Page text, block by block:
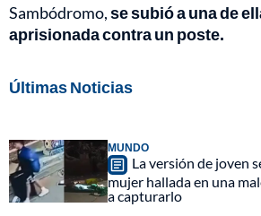
Sambódromo,se subió a una de
aprisionada contra un poste.
Últimas Noticias
MUNDO
La versión de joven
mujer hallada en una
a capturarlo